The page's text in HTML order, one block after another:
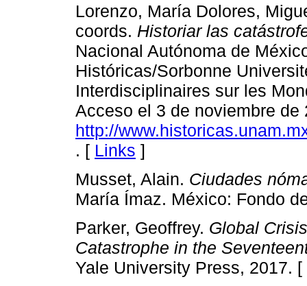
Lorenzo, María Dolores,
coords. Historiar las
Nacional Autónoma de
Históricas/Sorbonne
Interdisciplinaires sur les
Acceso el 3 de noviembre de
http://
. [ Links ]
Musset, Alain. Ciudades
María Ímaz. México: Fondo
Parker, Geoffrey. Global
Catastrophe in the
Yale University Press, 2017. [